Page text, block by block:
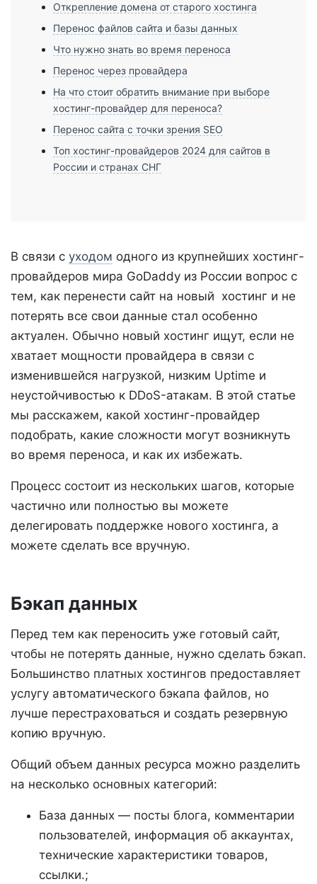
Открепление домена от старого хостинга
Перенос файлов сайта и базы данных
Что нужно знать во время переноса
Перенос через провайдера
На что стоит обратить внимание при выборе
хостинг-провайдер для переноса?
Перенос сайта с точки зрения SEO
Топ хостинг-провайдеров 2024 для сайтов в
России и странах СНГ
В связи с уходом одного из крупнейших хостинг-
провайдеров мира GoDaddy из России вопрос с
тем, как перенести сайт на новый хостинг и не
потерять все свои данные стал особенно
актуален. Обычно новый хостинг ищут, если не
хватает мощности провайдера в связи с
изменившейся нагрузкой, низким Uptime и
неустойчивостью к DDoS-атакам. В этой статье
мы расскажем, какой хостинг-провайдер
подобрать, какие сложности могут возникнуть
во время переноса, и как их избежать.
Процесс состоит из нескольких шагов, которые
частично или полностью вы можете
делегировать поддержке нового хостинга, а
можете сделать все вручную.
Бэкап данных
Перед тем как переносить уже готовый сайт,
чтобы не потерять данные, нужно сделать бэкап.
Большинство платных хостингов предоставляет
услугу автоматического бэкапа файлов, но
лучше перестраховаться и создать резервную
копию вручную.
Общий объем данных ресурса можно разделить
на несколько основных категорий:
База данных — посты блога, комментарии
пользователей, информация об аккаунтах,
технические характеристики товаров,
ссылки.;